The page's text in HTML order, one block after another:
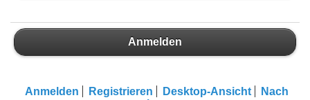
Anmelden
Anmelden Registrieren Desktop-Ansicht
Nach